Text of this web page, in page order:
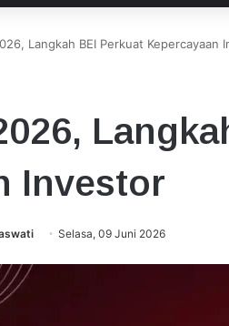
Langkah BEI Perkuat Kepercayaan
Investor
Selasa, 09 Juni 2026